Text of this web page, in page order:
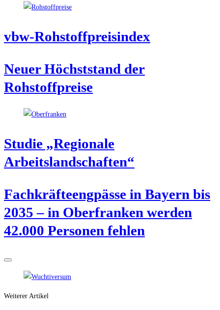
vbw-Roh­stoff­preis­in­dex
Neu­er Höchst­stand der
Rohstoffpreise
Stu­die „Regio­na­le
Arbeitslandschaften“
Fach­kräf­te­eng­päs­se in Bay­ern bis
2035 – in Ober­fran­ken wer­den
42.000 Per­so­nen fehlen
Weiterer Artikel